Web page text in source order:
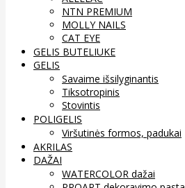
NTN PREMIUM
MOLLY NAILS
CAT EYE
GELIS BUTELIUKE
GELIS
Savaime išsilyginantis
Tiksotropinis
Stovintis
POLIGELIS
Viršutinės formos, padukai
AKRILAS
DAŽAI
WATERCOLOR dažai